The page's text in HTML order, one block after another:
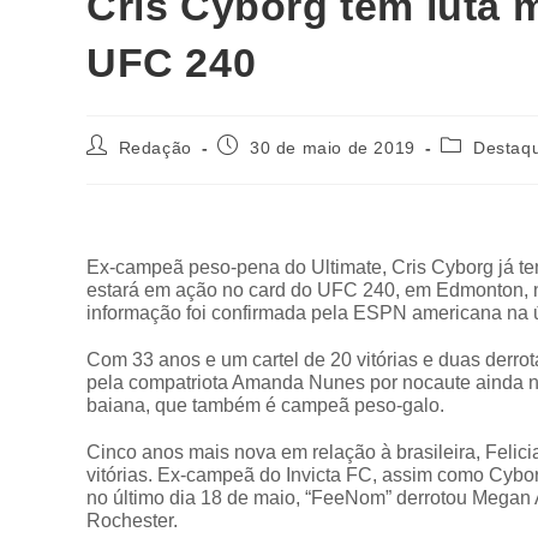
UFC 240
Redação 30 de maio de 2019
Ex-campeã peso-pena do Ultimate, Cris Cyborg já
estará em ação no card do UFC 240, em
informação foi confirmada pela ESPN americana na
Com 33 anos e um cartel de 20 vitórias e duas
pela compatriota Amanda Nunes por nocaute ainda
baiana, que também é campeã peso-galo.
Cinco anos mais nova em relação à brasileira,
vitórias. Ex-campeã do Invicta FC, assim como
no último dia 18 de maio, “FeeNom” derrotou
Rochester.